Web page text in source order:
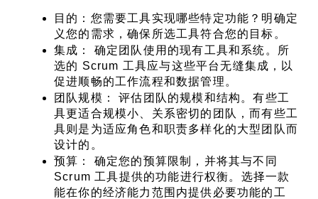
目的：您需要工具实现哪些特定功能？明确定
义您的需求，确保所选工具符合您的目标。
集成： 确定团队使用的现有工具和系统。所
选的 Scrum 工具应与这些平台无缝集成，以
促进顺畅的工作流程和数据管理。
团队规模： 评估团队的规模和结构。有些工
具更适合规模小、关系密切的团队，而有些工
具则是为适应角色和职责多样化的大型团队而
设计的。
预算： 确定您的预算限制，并将其与不同
Scrum 工具提供的功能进行权衡。选择一款
能在你的经济能力范围内提供必要功能的工